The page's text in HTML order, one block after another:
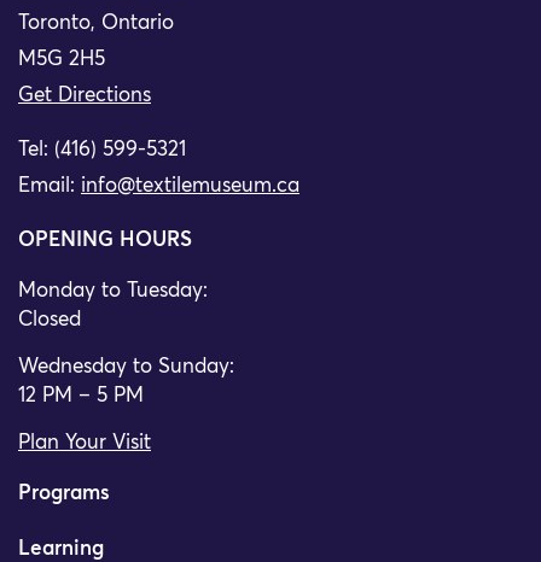
Toronto, Ontario
M5G 2H5
Get Directions
Tel: (416) 599-5321
Email: info@textilemuseum.ca
OPENING HOURS
Monday to Tuesday:
Closed
Wednesday to Sunday:
12 PM – 5 PM
Plan Your Visit
Programs
Learning